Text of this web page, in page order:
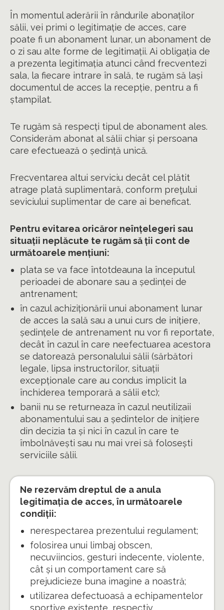
În momentul aderării în rândurile abonaților
sălii, vei primi o legitimație de acces, care
poate fi un abonament lunar, un abonament de
o zi sau alte forme de legitimații. Ai obligația de
a prezenta legitimația atunci când frecventezi
sala, la fiecare intrare în sală, te rugăm să lași
documentul de acces la recepție, pentru a fi
ștampilat.
Te rugăm să respecți tipul de abonament ales.
Considerăm abonat al sălii chiar și persoana
care efectuează o ședință unică.
Frecventarea altui serviciu decât cel plătit
atrage plată suplimentară, conform preţului
seviciului suplimentar de care ai beneficat.
Pentru evitarea oricăror neînțelegeri sau
situații neplăcute te rugăm să ții cont de
următoarele mențiuni:
plata se va face întotdeauna la începutul
perioadei de abonare sau a ședinței de
antrenament;
în cazul achiziționării unui abonament lunar
de acces la sală sau a unui curs de inițiere,
ședințele de antrenament nu vor fi reportate,
decât în cazul în care neefectuarea acestora
se datorează personalului sălii (sărbători
legale, lipsa instructorilor, situații
excepționale care au condus implicit la
închiderea temporară a sălii etc);
banii nu se returneaza în cazul neutilizaii
abonamentului sau a ședintelor de inițiere
din decizia ta și nici în cazul în care te
îmbolnăvești sau nu mai vrei să folosești
serviciile sălii.
Ne rezervăm dreptul de a anula
legitimația de acces, în următoarele
condiții:
nerespectarea prezentului regulament;
folosirea unui limbaj obscen,
necuviincios, gesturi indecente, violente,
cât și un comportament care să
prejudicieze buna imagine a noastră;
utilizarea defectuoasă a echipamentelor
sportive existente, respectiv